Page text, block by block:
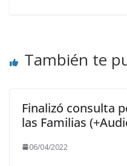
También te
Finalizó consulta
las Familias
06/04/2022